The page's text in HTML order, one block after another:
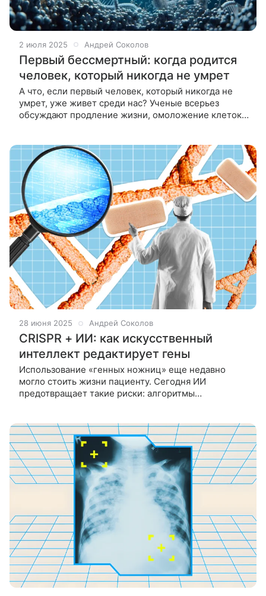
2 июля 2025 Андрей Соколов
Первый бессмертный: когда родится
человек, который никогда не умрет
А что, если первый человек, который никогда не
умрет, уже живет среди нас? Ученые всерьез
обсуждают продление жизни, омоложение клеток и
28 июня 2025 Андрей Соколов
CRISPR + ИИ: как искусственный
интеллект редактирует гены
Использование «генных ножниц» еще недавно
могло стоить жизни пациенту. Сегодня ИИ
предотвращает такие риски: алгоритмы
терапию